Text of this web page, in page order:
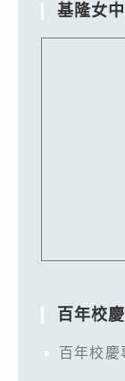
基隆女
百年校
百年校慶